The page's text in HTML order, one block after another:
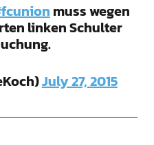
muss wegen
linken Schulter
July 27, 2015